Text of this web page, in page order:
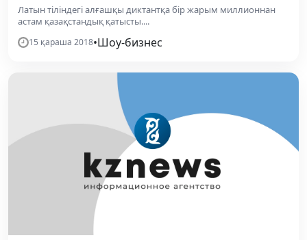
Латын тіліндегі алғашқы диктантқа бір жарым миллионнан
астам қазақстандық қатысты....
15 қараша 2018•Шоу-бизнес